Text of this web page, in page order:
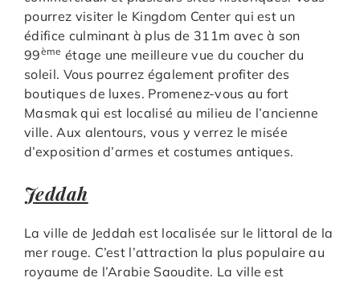
pourrez visiter le Kingdom Center qui est un
édifice culminant à plus de 311m avec à son
99ème étage une meilleure vue du coucher du
soleil. Vous pourrez également profiter des
boutiques de luxes. Promenez-vous au fort
Masmak qui est localisé au milieu de l’ancienne
ville. Aux alentours, vous y verrez le misée
d’exposition d’armes et costumes antiques.
Jeddah
La ville de Jeddah est localisée sur le littoral de la
mer rouge. C’est l’attraction la plus populaire au
royaume de l’Arabie Saoudite. La ville est